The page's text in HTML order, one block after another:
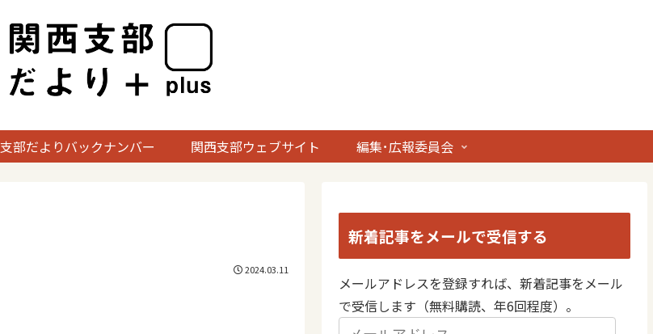
支部だよりバックナンバー 関西支部ウェブサイト 編集･広報委員会
2024.03.11
新着記事をメールで受信する
メールアドレスを登録すれば、新着記事をメール
で受信します（無料購読、年6回程度）。